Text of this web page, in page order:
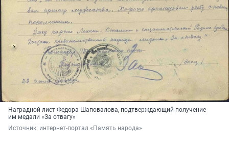
Наградной лист Федора Шаповалова, подтверждающий получение
им медали «За отвагу»
Источник: интернет-портал «Память народа»